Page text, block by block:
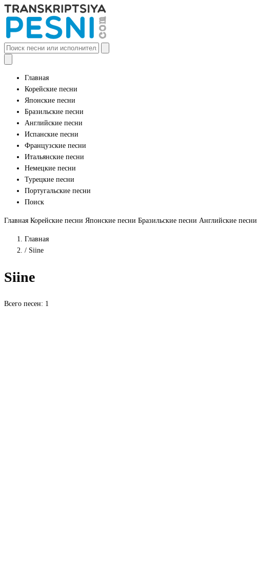
Главная
Корейские песни
Японские песни
Бразильские песни
Английские песни
Испанские песни
Французские песни
Итальянские песни
Немецкие песни
Турецкие песни
Португальские песни
Поиск
Главная Корейские песни Японские песни Бразильские песни Английские песни
Главная
/ Siine
Siine
Всего песен: 1